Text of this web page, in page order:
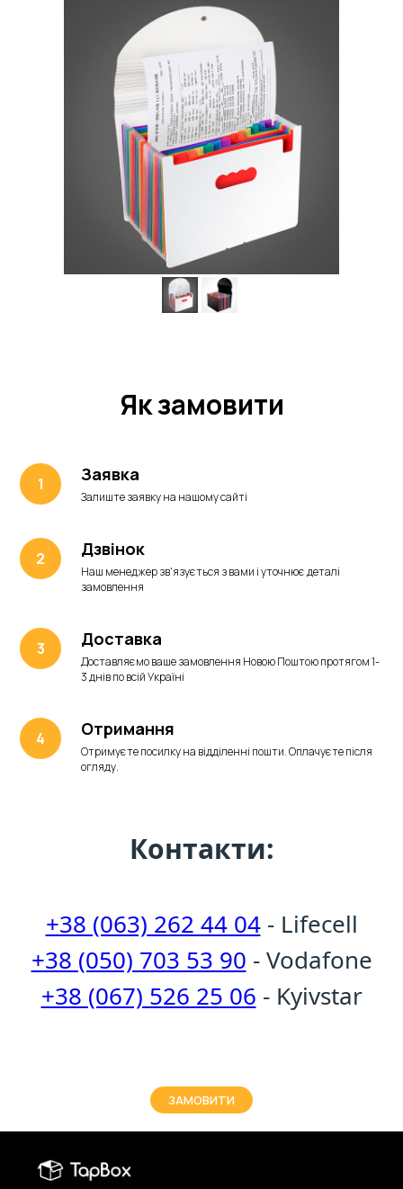
Як замовити
Заявка
Залиште заявку на нашому сайті
Дзвінок
Наш менеджер зв'язується з вами і уточнює деталі
замовлення
Доставка
Доставляємо ваше замовлення Новою Поштою протягом 1-
3 днів по всій Україні
Отримання
Отримуєте посилку на відділенні пошти. Оплачуєте після
огляду.
Контакти:
+38 (063) 262 44 04- Lifecell
+38 (050) 703 53 90 - Vodafone
+38 (067) 526 25 06 - Kyivstar
ЗАМОВИТИ